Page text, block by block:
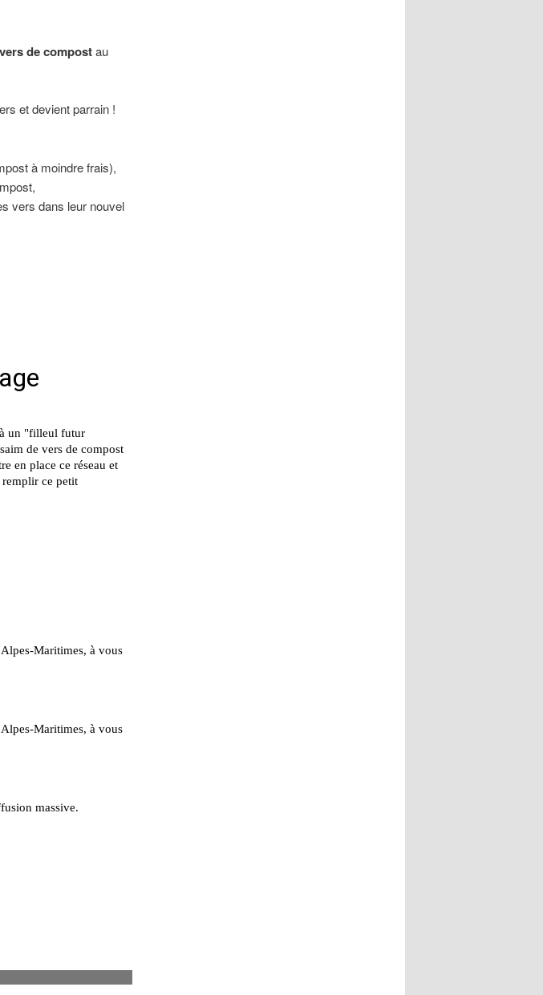
de compostau
et devient parrain !
à moindre frais),
vers dans leur nouvel